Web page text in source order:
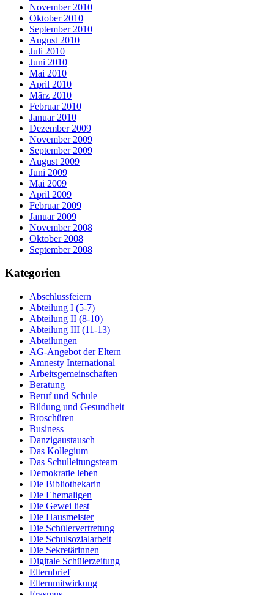
November 2010
Oktober 2010
September 2010
August 2010
Juli 2010
Juni 2010
Mai 2010
April 2010
März 2010
Februar 2010
Januar 2010
Dezember 2009
November 2009
September 2009
August 2009
Juni 2009
Mai 2009
April 2009
Februar 2009
Januar 2009
November 2008
Oktober 2008
September 2008
Kategorien
Abschlussfeiern
Abteilung I (5-7)
Abteilung II (8-10)
Abteilung III (11-13)
Abteilungen
AG-Angebot der Eltern
Amnesty International
Arbeitsgemeinschaften
Beratung
Beruf und Schule
Bildung und Gesundheit
Broschüren
Business
Danzigaustausch
Das Kollegium
Das Schulleitungsteam
Demokratie leben
Die Bibliothekarin
Die Ehemaligen
Die Gewei liest
Die Hausmeister
Die Schülervertretung
Die Schulsozialarbeit
Die Sekretärinnen
Digitale Schülerzeitung
Elternbrief
Elternmitwirkung